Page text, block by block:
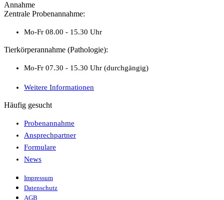
Annahme
Zentrale Probenannahme:
Mo-Fr 08.00 - 15.30 Uhr
Tierkörperannahme (Pathologie):
Mo-Fr 07.30 - 15.30 Uhr (durchgängig)
Weitere Informationen
Häufig gesucht
Probenannahme
Ansprechpartner
Formulare
News
Impressum
Datenschutz
AGB